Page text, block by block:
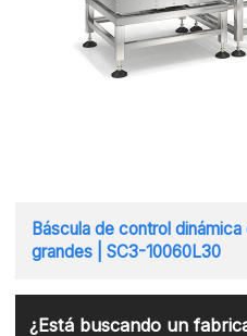
Báscula de control
grandes | SC3-10060L30
¿Está buscando un